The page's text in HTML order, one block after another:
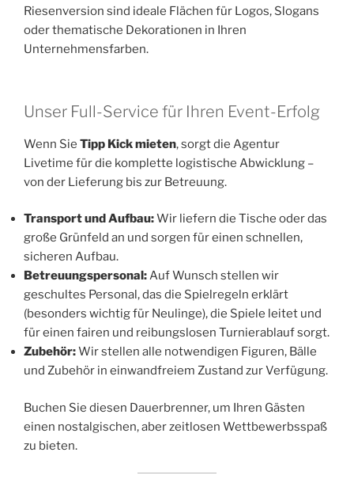
Riesenversion sind ideale Flächen für Logos, Slogans
oder thematische Dekorationen in Ihren
Unternehmensfarben.
Unser Full-Service für Ihren Event-Erfolg
Wenn Sie Tipp Kick mieten, sorgt die Agentur
Livetime für die komplette logistische Abwicklung –
von der Lieferung bis zur Betreuung.
Transport und Aufbau:Wir liefern die Tische oder das
große Grünfeld an und sorgen für einen schnellen,
sicheren Aufbau.
Betreuungspersonal:Auf Wunsch stellen wir
geschultes Personal, das die Spielregeln erklärt
(besonders wichtig für Neulinge), die Spiele leitet und
für einen fairen und reibungslosen Turnierablauf sorgt.
Zubehör:Wir stellen alle notwendigen Figuren, Bälle
und Zubehör in einwandfreiem Zustand zur Verfügung.
Buchen Sie diesen Dauerbrenner, um Ihren Gästen
einen nostalgischen, aber zeitlosen Wettbewerbsspaß
zu bieten.